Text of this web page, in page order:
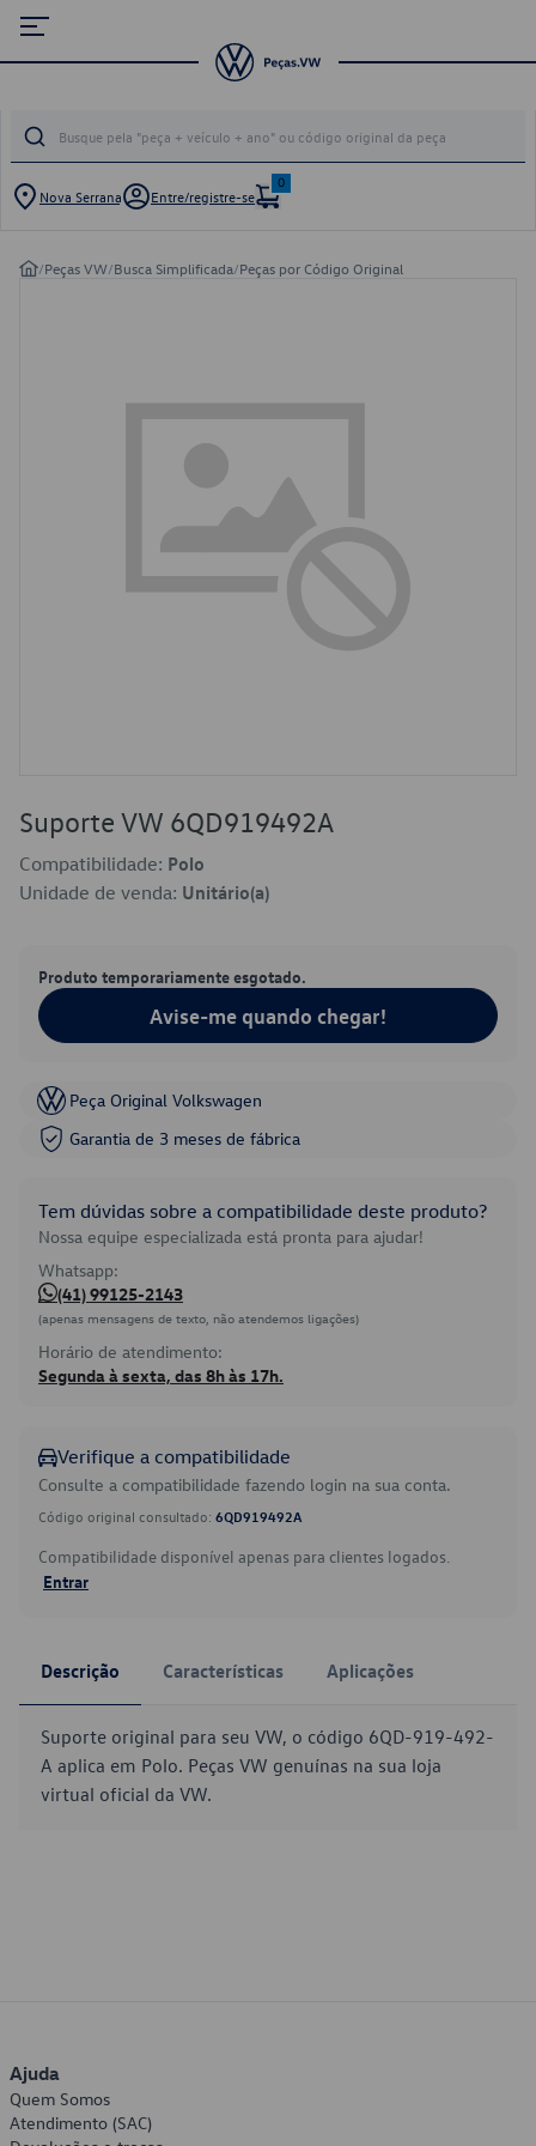
Nova Serrana Entre/registre-se
0
/Peças VW/Busca Simplificada/Peças por Código Original
Suporte VW 6QD919492A
Compatibilidade: Polo
Unidade de venda: Unitário(a)
Produto temporariamente esgotado.
Avise-me quando chegar!
Peça Original Volkswagen
Garantia de 3 meses de fábrica
Tem dúvidas sobre a compatibilidade deste produto?
Nossa equipe especializada está pronta para ajudar!
Whatsapp:
(41) 99125-2143
(apenas mensagens de texto, não atendemos ligações)
Horário de atendimento:
Segunda à sexta, das 8h às 17h.
Verifique a compatibilidade
Consulte a compatibilidade fazendo login na sua conta.
Código original consultado: 6QD919492A
Compatibilidade disponível apenas para clientes logados.
Entrar
Descrição Características Aplicações
Suporte original para seu VW, o código 6QD-919-492-
A aplica em Polo. Peças VW genuínas na sua loja
virtual oficial da VW.
Ajuda
Quem Somos
Atendimento (SAC)